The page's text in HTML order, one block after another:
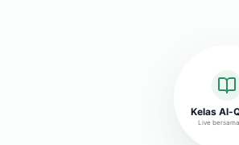
Kelas Al-
Live